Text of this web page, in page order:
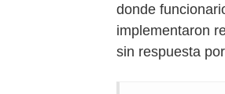
donde
implementaron
sin respuesta